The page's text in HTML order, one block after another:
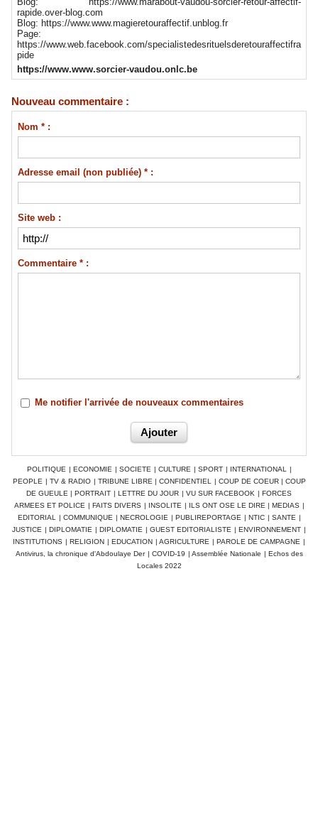
rapide.over-blog.com
Blog: https://www.www.magieretouraffectif.unblog.fr
Page:
https://www.web.facebook.com/specialistedesrituelsderetouraffectifra
pide
https://www.www.sorcier-vaudou.onlc.be
Nouveau commentaire :
Nom * :
Adresse email (non publiée) * :
Site web :
Commentaire * :
Me notifier l'arrivée de nouveaux commentaires
POLITIQUE | ECONOMIE | SOCIETE | CULTURE | SPORT | INTERNATIONAL
|
PEOPLE | TV & RADIO | TRIBUNE LIBRE | CONFIDENTIEL | COUP DE COEUR | COUP
DE GUEULE | PORTRAIT | LETTRE DU JOUR | VU SUR FACEBOOK | FORCES
ARMEES ET POLICE | FAITS DIVERS | INSOLITE | ILS ONT OSE LE DIRE | MEDIAS |
EDITORIAL
| COMMUNIQUE | NECROLOGIE | PUBLIREPORTAGE | NTIC | SANTE |
JUSTICE | DIPLOMATIE | DIPLOMATIE | GUEST EDITORIALISTE | ENVIRONNEMENT |
INSTITUTIONS | RELIGION | EDUCATION | AGRICULTURE | PAROLE DE CAMPAGNE |
Antivirus, la chronique d'Abdoulaye Der | COVID-19 | Assemblée Nationale | Echos des
Locales 2022